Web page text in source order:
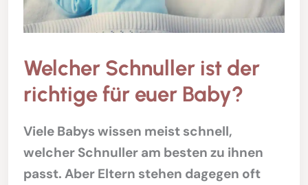
Welcher Schnuller ist der
richtige für euer Baby?
Viele Babys wissen meist schnell,
welcher Schnuller am besten zu ihnen
passt. Aber Eltern stehen dagegen oft